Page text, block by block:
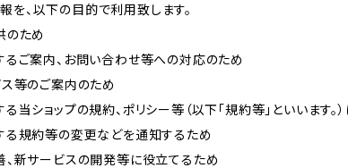
を、以下の目的で利用致します。
のため
るご案内、お問い合わせ等への対応のため
ス等のご案内のため
る当ショップの規約、ポリシー等（以下「規約等」といいます
る規約等の変更などを通知するため
、新サービスの開発等に役立てるため